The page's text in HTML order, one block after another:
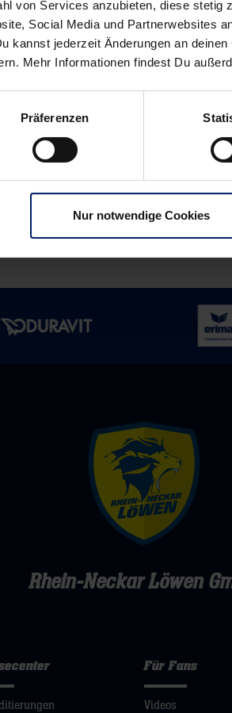
von Services anzubieten, diese stetig
Social Media und Partnerwebsites
kannst jederzeit Änderungen an
Mehr Informationen findest Du
Präferenzen
Nur notwendige Cookies
previous
News:
Mehr
ein
emotionale
(MM)
Rhein-Neckar Löwen
Für Fans
Videos